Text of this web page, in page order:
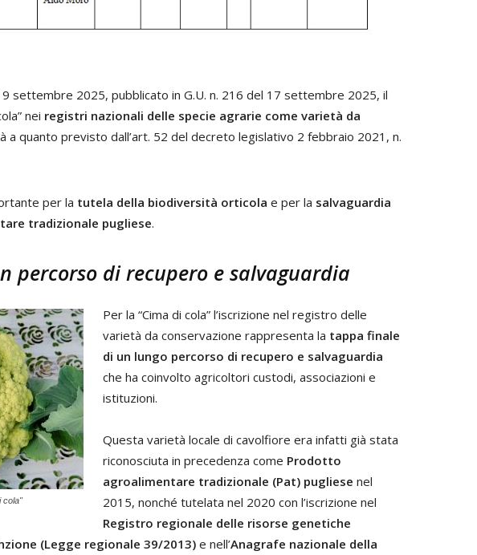
settembre 2025, pubblicato in G.U. n. 216 del 17 settembre 2025, il
nei registri nazionali delle specie agrarie come varietà da
a quanto previsto dall’art. 52 del decreto legislativo 2 febbraio 2021, n.
per la tutela della biodiversità orticola e per la salvaguardia
tradizionale pugliese.
percorso di recupero e salvaguardia
cola"
Per la “Cima di cola” l’iscrizione nel registro delle
varietà da conservazione rappresenta la tappa finale
di un lungo percorso di recupero e salvaguardia
che ha coinvolto agricoltori custodi, associazioni e
istituzioni.
Questa varietà locale di cavolfiore era infatti già stata
riconosciuta in precedenza come Prodotto
agroalimentare tradizionale (Pat) pugliese nel
2015, nonché tutelata nel 2020 con l’iscrizione nel
Registro regionale delle risorse genetiche
(Legge regionale 39/2013)e nell’Anagrafe nazionale della